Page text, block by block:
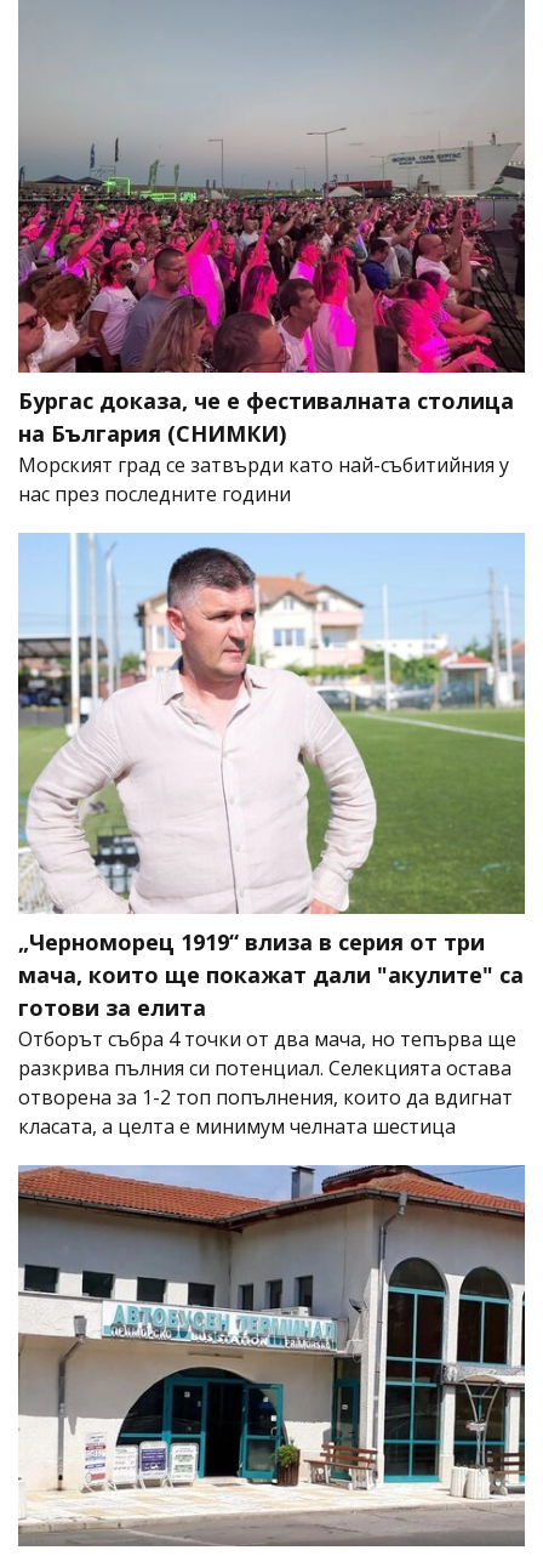
Бургас доказа, че е фестивалната столица
на България (СНИМКИ)
Морският град се затвърди като най-събитийния у
нас през последните години
„Черноморец 1919“ влиза в серия от три
мача, които ще покажат дали "акулите" са
готови за елита
Отборът събра 4 точки от два мача, но тепърва ще
разкрива пълния си потенциал. Селекцията остава
отворена за 1-2 топ попълнения, които да вдигнат
класата, а целта е минимум челната шестица